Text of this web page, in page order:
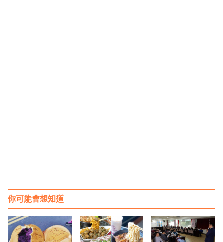
你可能會想知道